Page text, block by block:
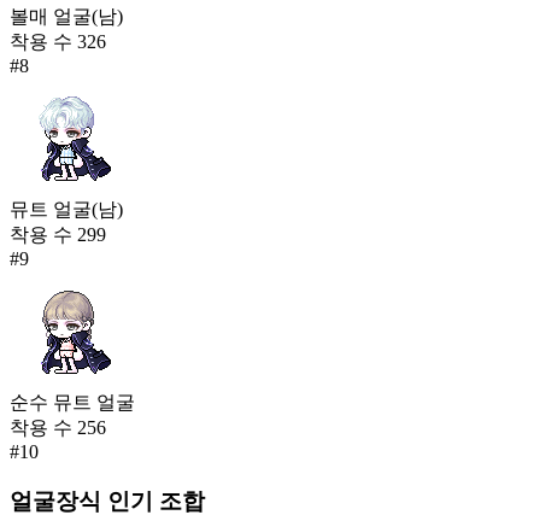
볼매 얼굴(남)
착용 수 326
#8
뮤트 얼굴(남)
착용 수 299
#9
순수 뮤트 얼굴
착용 수 256
#10
얼굴장식 인기 조합